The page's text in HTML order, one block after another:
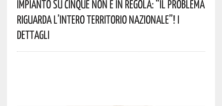
Impianto Su Cinque Non È In Regola: “il Problema
Riguarda L’intero Territorio Nazionale”! I
Dettagli